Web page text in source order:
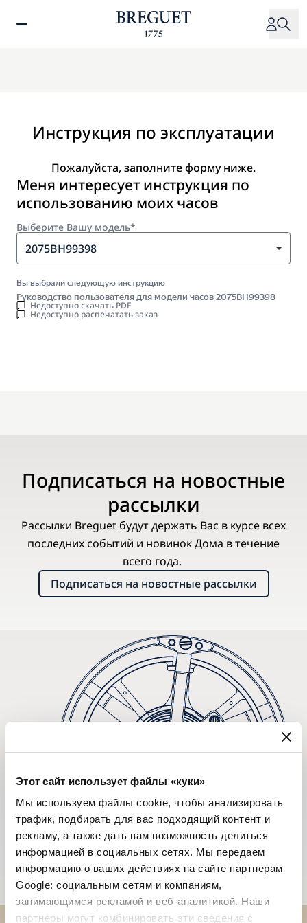
Этот сайт использует файлы «куки»
Мы используем файлы cookie, чтобы анализировать
трафик, подбирать для вас подходящий контент и
рекламу, а также дать вам возможность делиться
информацией в социальных сетях. Мы передаем
информацию о ваших действиях на сайте партнерам
Google: социальным сетям и компаниям,
занимающимся рекламой и веб-аналитикой. Наши
партнеры могут комбинировать эти сведения с
Инструкция по эксплуатации
Пожалуйста, заполните форму ниже.
Меня интересует инструкция по
использованию моих часов
Выберите Вашу модель*
2075BH99398
Вы выбрали следующую инструкцию
Руководство пользователя для модели часов 2075BH99398
Недоступно скачать PDF
Недоступно распечатать заказ
Подписаться на новостные
рассылки
Рассылки Breguet будут держать Вас в курсе всех
последних событий и новинок Дома в течение
всего года.
Подписаться на новостные рассылки